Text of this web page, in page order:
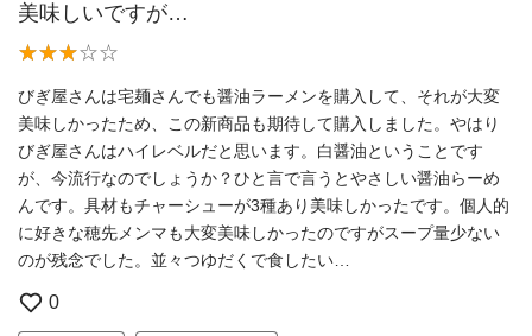
美味しいですが…
びぎ屋さんは宅麺さんでも醤油ラーメンを購入して、それが大変
美味しかったため、この新商品も期待して購入しました。やはり
びぎ屋さんはハイレベルだと思います。白醤油ということです
が、今流行なのでしょうか？ひと言で言うとやさしい醤油らーめ
んです。具材もチャーシューが3種あり美味しかったです。個人的
に好きな穂先メンマも大変美味しかったのですがスープ量少ない
のが残念でした。並々つゆだくで食したい…
0